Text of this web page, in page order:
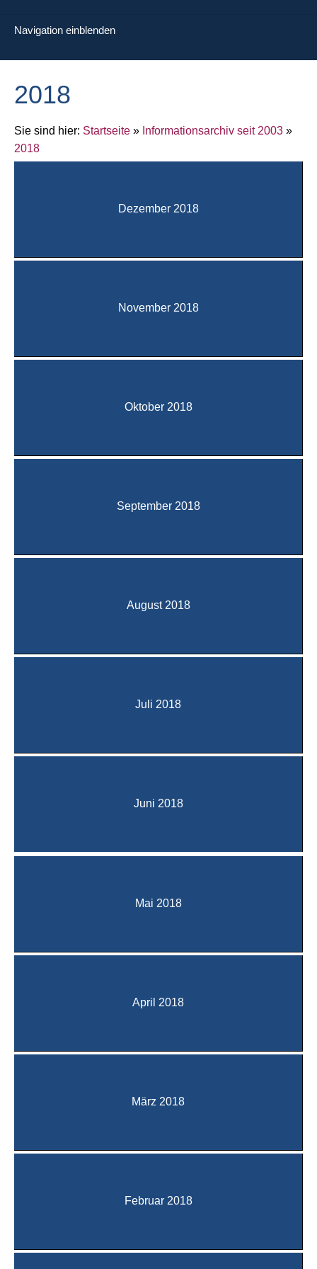
Navigation einblenden
2018
Sie sind hier: Startseite » Informationsarchiv seit 2003 »
2018
Dezember 2018
November 2018
Oktober 2018
September 2018
August 2018
Juli 2018
Juni 2018
Mai 2018
April 2018
März 2018
Februar 2018